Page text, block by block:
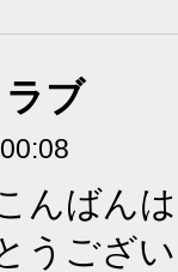
ブ
00:08
んばん
うござ